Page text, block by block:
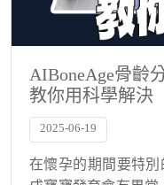
AIBoneAge骨齡
教你用科學解決
2025-06-19
在懷孕的期間要特